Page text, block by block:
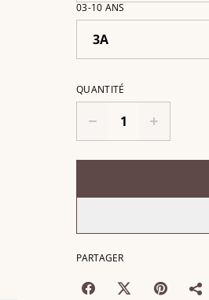
03-10 ANS
QUANTITÉ
PARTAGER